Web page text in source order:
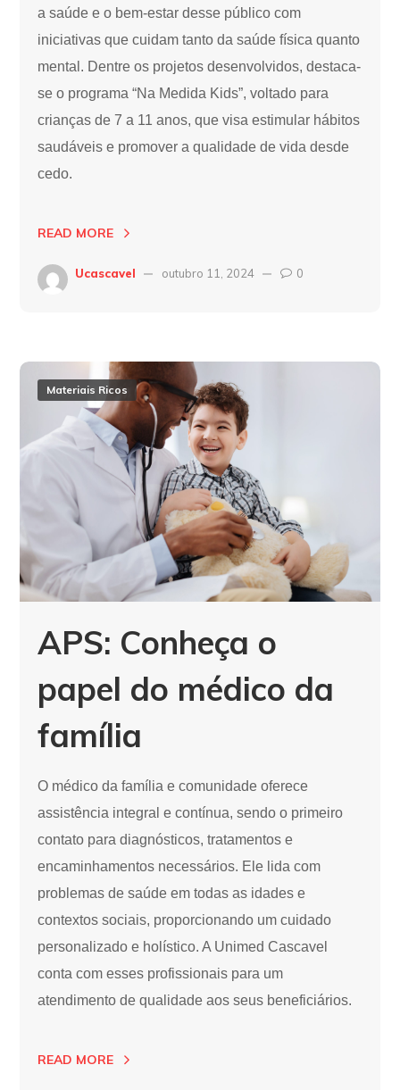
a saúde e o bem-estar desse público com
iniciativas que cuidam tanto da saúde física quanto
mental. Dentre os projetos desenvolvidos, destaca-
se o programa “Na Medida Kids”, voltado para
crianças de 7 a 11 anos, que visa estimular hábitos
saudáveis e promover a qualidade de vida desde
cedo.
READ MORE
Ucascavel outubro 11, 2024 0
Materiais Ricos
APS: Conheça o
papel do médico da
família
O médico da família e comunidade oferece
assistência integral e contínua, sendo o primeiro
contato para diagnósticos, tratamentos e
encaminhamentos necessários. Ele lida com
problemas de saúde em todas as idades e
contextos sociais, proporcionando um cuidado
personalizado e holístico. A Unimed Cascavel
conta com esses profissionais para um
atendimento de qualidade aos seus beneficiários.
READ MORE